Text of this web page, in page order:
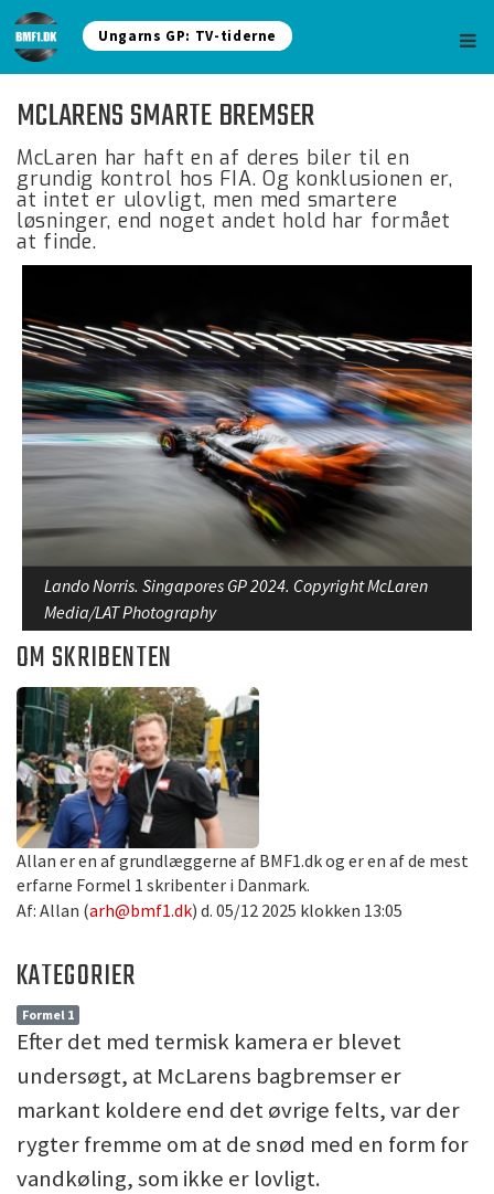
Ungarns GP: TV-tiderne
MCLARENS SMARTE BREMSER
McLaren har haft en af deres biler til en
grundig kontrol hos FIA. Og konklusionen er,
at intet er ulovligt, men med smartere
løsninger, end noget andet hold har formået
at finde.
Lando Norris. Singapores GP 2024. Copyright McLaren
Media/LAT Photography
OM SKRIBENTEN
Allan er en af grundlæggerne af BMF1.dk og er en af de mest
erfarne Formel 1 skribenter i Danmark.
Af: Allan (arh@bmf1.dk) d. 05/12 2025 klokken 13:05
KATEGORIER
Formel 1
Efter det med termisk kamera er blevet
undersøgt, at McLarens bagbremser er
markant koldere end det øvrige felts, var der
rygter fremme om at de snød med en form for
vandkøling, som ikke er lovligt.